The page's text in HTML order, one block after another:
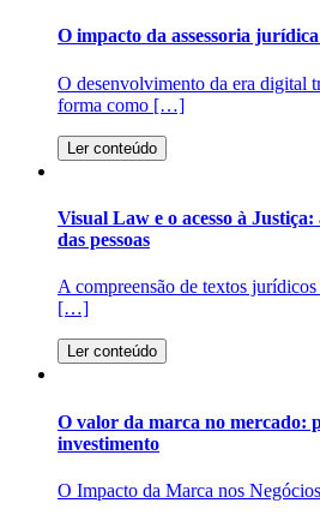
O impacto da assessoria
O desenvolvimento da era digital
forma como […]
Ler conteúdo
Visual Law e o acesso à
das pessoas
A compreensão de textos
[…]
Ler conteúdo
O valor da marca no mercado:
investimento
O Impacto da Marca nos